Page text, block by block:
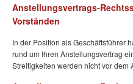
Anstellungsvertrags-
Vorständen
In der Position als Geschäftsführer
rund um Ihren Anstellungsvertrag
Streitigkeiten werden nicht vor dem